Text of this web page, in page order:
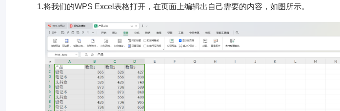
1.将我们的WPS Excel表格打开，在页面上编辑出自己需要的内容，如图所示。